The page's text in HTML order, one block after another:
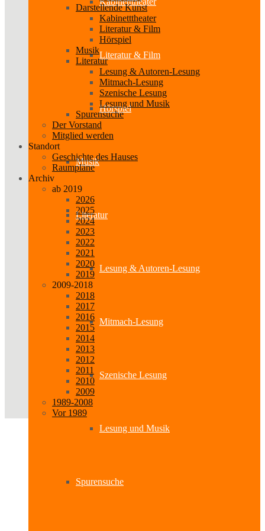
Literatur & Film
Hörspiel
Musik
Literatur
Lesung & Autoren-Lesung
Mitmach-Lesung
Szenische Lesung
Lesung und Musik
Spurensuche
Darstellende Kunst
Kabinetttheater
Literatur & Film
Hörspiel
Musik
Literatur
Lesung & Autoren-Lesung
Mitmach-Lesung
Szenische Lesung
Lesung und Musik
Spurensuche
Der Vorstand
Mitglied werden
Standort
Geschichte des Hauses
Raumpläne
Archiv
ab 2019
2026
2025
2024
2023
2022
2021
2020
2019
2009-2018
2018
2017
2016
2015
2014
2013
2012
2011
2010
2009
1989-2008
Vor 1989